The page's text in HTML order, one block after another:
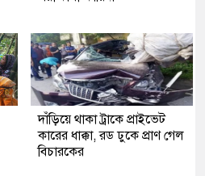
দাঁড়িয়ে থাকা ট্রাকে প্রাইভেট
কারের ধাক্কা, রড ঢুকে প্রাণ গেল
বিচারকের